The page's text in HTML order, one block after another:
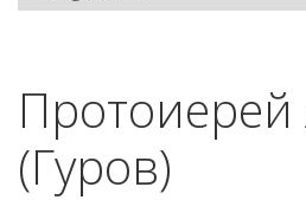
(Гуров)